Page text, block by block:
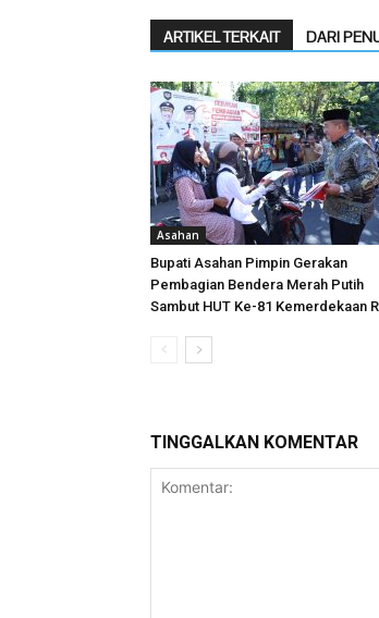
ARTIKEL TERKAIT DARI
Asahan
Bupati Asahan Pimpin Gerakan
Pembagian Bendera Merah Putih
Sambut HUT Ke-81 Kemerdekaan
TINGGALKAN KOMENTAR